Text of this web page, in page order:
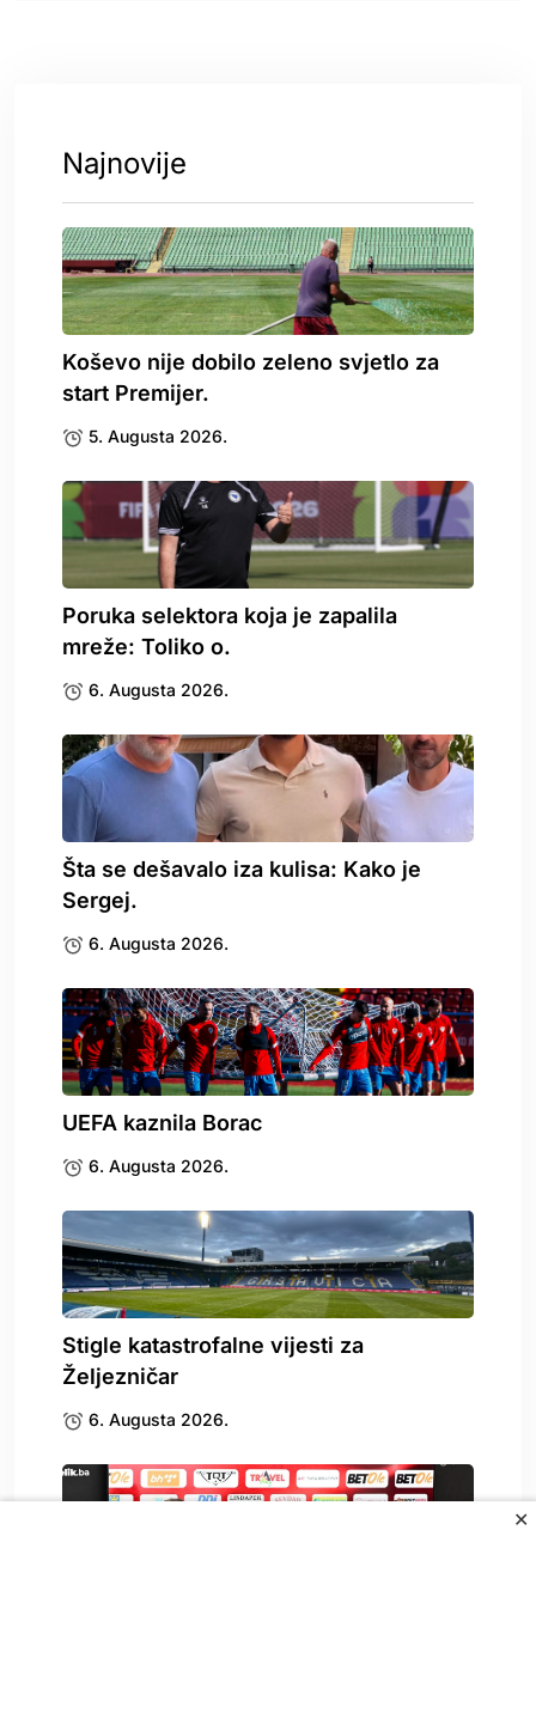
✕
Najnovije
Koševo nije dobilo zeleno svjetlo za
start Premijer.
5. Augusta 2026.
Poruka selektora koja je zapalila
mreže: Toliko o.
6. Augusta 2026.
Šta se dešavalo iza kulisa: Kako je
Sergej.
6. Augusta 2026.
UEFA kaznila Borac
6. Augusta 2026.
Stigle katastrofalne vijesti za
Željezničar
6. Augusta 2026.